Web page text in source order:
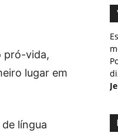
pró-vida,
lugar em
língua